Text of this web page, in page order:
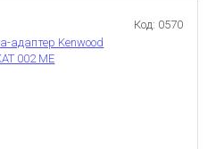
Код: 0570